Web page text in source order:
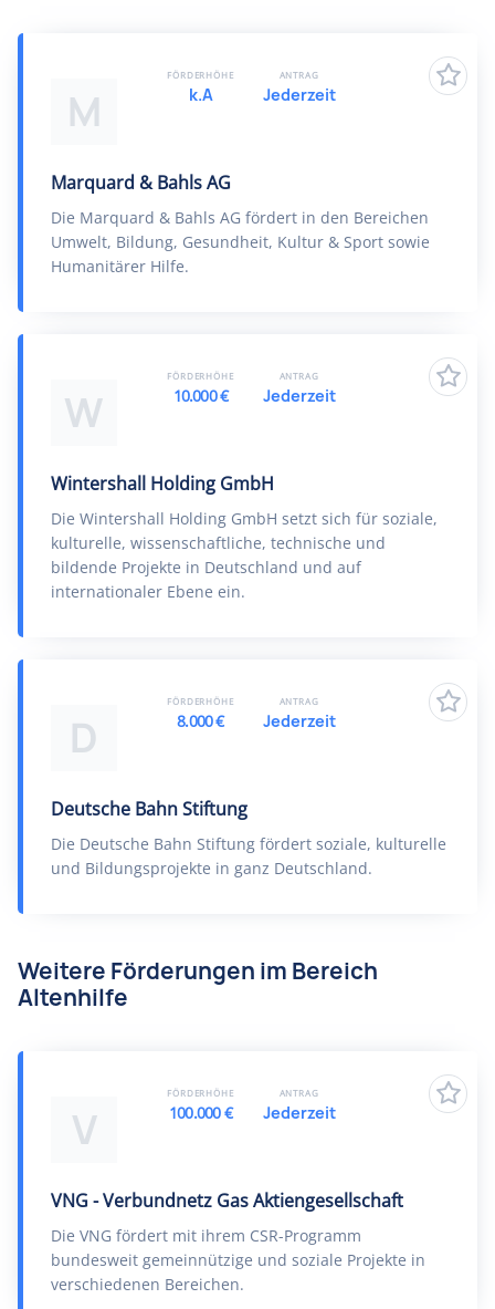
M
Marquard & Bahls AG
Die Marquard & Bahls AG fördert in den Bereichen
Umwelt, Bildung, Gesundheit, Kultur & Sport sowie
Humanitärer Hilfe.
FÖRDERHÖHE
k.A
ANTRAG
Jederzeit
W
Wintershall Holding GmbH
Die Wintershall Holding GmbH setzt sich für soziale,
kulturelle, wissenschaftliche, technische und
bildende Projekte in Deutschland und auf
internationaler Ebene ein.
FÖRDERHÖHE
10.000 €
ANTRAG
Jederzeit
D
Deutsche Bahn Stiftung
Die Deutsche Bahn Stiftung fördert soziale, kulturelle
und Bildungsprojekte in ganz Deutschland.
FÖRDERHÖHE
8.000 €
ANTRAG
Jederzeit
Weitere Förderungen im Bereich
Altenhilfe
V
VNG - Verbundnetz Gas Aktiengesellschaft
Die VNG fördert mit ihrem CSR-Programm
bundesweit gemeinnützige und soziale Projekte in
verschiedenen Bereichen.
FÖRDERHÖHE
100.000 €
ANTRAG
Jederzeit